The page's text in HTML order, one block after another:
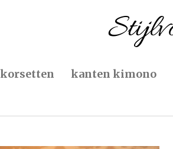
kanten kimono